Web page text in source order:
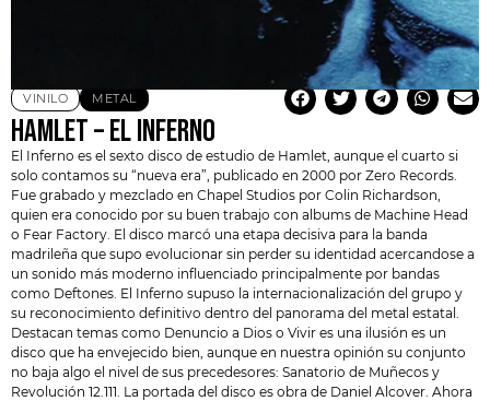
VINILO METAL
HAMLET – EL INFERNO
El Inferno es el sexto disco de estudio de Hamlet , aunque el cuarto si
solo contamos su “nueva era”, publicado en 2000 por Zero Records.
Fue grabado y mezclado en Chapel Studios por Colin Richardson,
quien era conocido por su buen trabajo con albums de Machine Head
o Fear Factory . El disco marcó una etapa decisiva para la banda
madrileña que supo evolucionar sin perder su identidad acercandose a
un sonido más moderno influenciado principalmente por bandas
como Deftones. El Inferno supuso la internacionalización del grupo y
su reconocimiento definitivo dentro del panorama del metal estatal.
Destacan temas como Denuncio a Dios o Vivir es una ilusión es un
disco que ha envejecido bien, aunque en nuestra opinión su conjunto
no baja algo el nivel de sus precedesores: Sanatorio de Muñecos y
Revolución 12.111. La portada del disco es obra de Daniel Alcover. Ahora